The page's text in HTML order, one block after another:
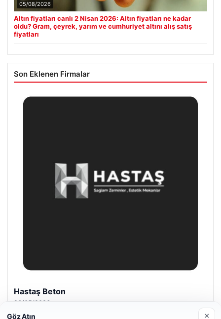
05/08/2026
Altın fiyatları canlı 2 Nisan 2026: Altın fiyatları ne kadar
oldu? Gram, çeyrek, yarım ve cumhuriyet altını alış satış
fiyatları
Son Eklenen Firmalar
Hastaş Beton
26/05/2026
Göz Atın ×